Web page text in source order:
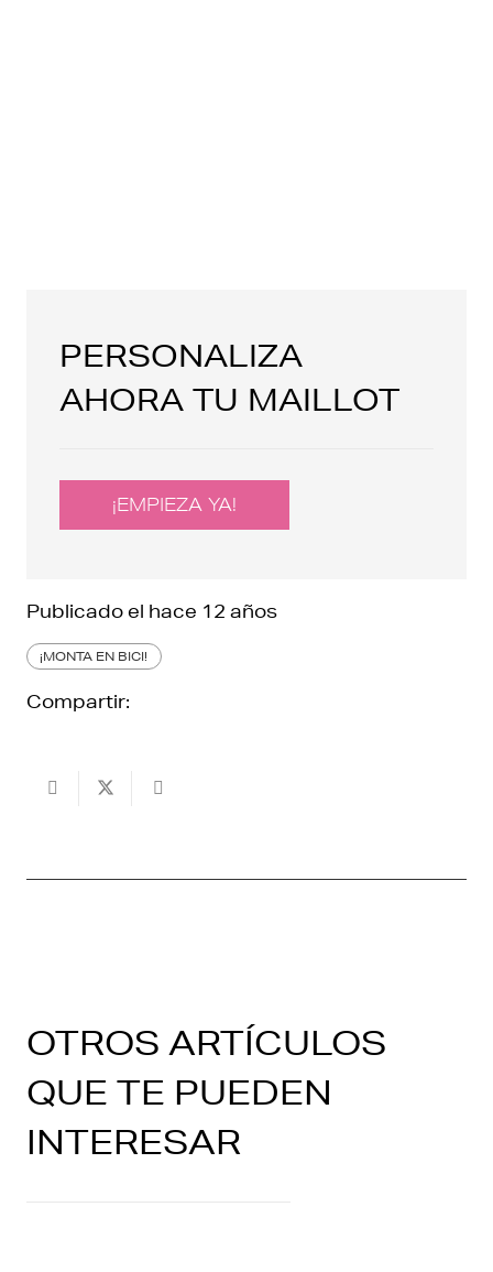
PERSONALIZA
AHORA TU MAILLOT
¡EMPIEZA YA!
Publicado el hace 12 años
¡MONTA EN BICI!
Compartir:
OTROS ARTÍCULOS
QUE TE PUEDEN
INTERESAR